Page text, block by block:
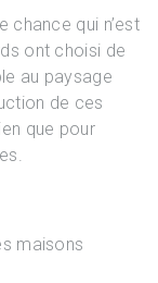
chance qui n’est
ont choisi de
au paysage
de ces
que pour
maisons